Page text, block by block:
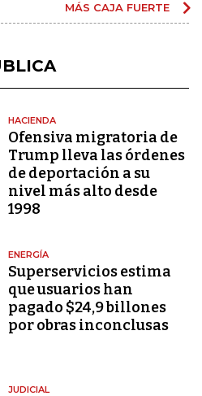
MÁS CAJA FUERTE
HACIENDA
Ofensiva migratoria de
Trump lleva las órdenes
de deportación a su
nivel más alto desde
1998
ENERGÍA
Superservicios estima
que usuarios han
pagado $24,9 billones
por obras inconclusas
JUDICIAL